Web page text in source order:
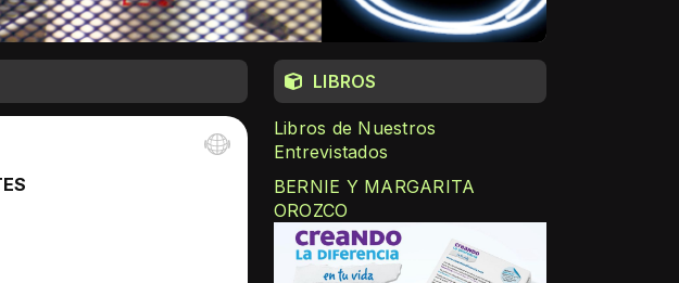
LIBROS
Libros de Nuestros
Entrevistados
BERNIE Y MARGARITA
OROZCO